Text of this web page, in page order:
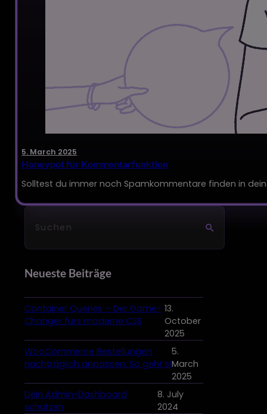
5. March 2025
Honeypot für Kommentarfunktion
Solltest du immer noch Spamkommentare finden in
Neueste Beiträge
Container Queries – Der Game-
Changer fürs moderne CSS
13.
October
2025
WooCommerce Bestellungen
nachträglich anpassen: So geht’s!
5.
March
2025
Dein Admin-Dashboard
schützen
8. July
2024